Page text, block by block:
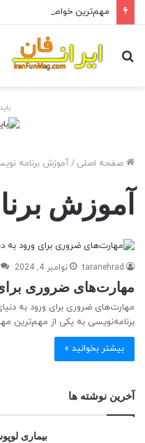
مهم‌ترین خواص روغن آرگان
جستجو
صفحه اصلی / آموزش برنامه
آموزش
taranehrad نوامبر 4, 2024
مهارت‌های ضروری
مهارت‌های ضروری برای ورود به
برنامه‌نویسی به یکی از
بیشتر بخوانید »
آخرین نوشته ها
بیماری